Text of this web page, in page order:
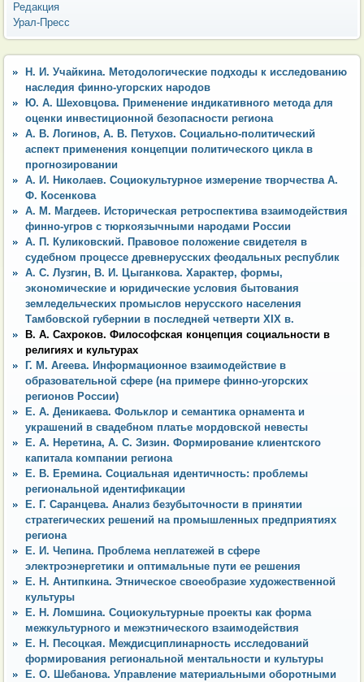
Редакция
Урал-Пресс
Н. И. Учайкина. Методологические подходы к исследованию
наследия финно-угорских народов
Ю. А. Шеховцова. Применение индикативного метода для
оценки инвестиционной безопасности региона
А. В. Логинов, А. В. Петухов. Социально-политический
аспект применения концепции политического цикла в
прогнозировании
А. И. Николаев. Социокультурное измерение творчества А.
Ф. Косенкова
А. М. Магдеев. Историческая ретроспектива взаимодействия
финно-угров с тюркоязычными народами России
А. П. Куликовский. Правовое положение свидетеля в
судебном процессе древнерусских феодальных республик
А. С. Лузгин, В. И. Цыганкова. Характер, формы,
экономические и юридические условия бытования
земледельческих промыслов нерусского населения
Тамбовской губернии в последней четверти XIX в.
В. А. Сахроков. Философская концепция социальности в
религиях и культурах
Г. М. Агеева. Информационное взаимодействие в
образовательной сфере (на примере финно-угорских
регионов России)
Е. А. Деникаева. Фольклор и семантика орнамента и
украшений в свадебном платье мордовской невесты
Е. А. Неретина, А. С. Зизин. Формирование клиентского
капитала компании региона
Е. В. Еремина. Социальная идентичность: проблемы
региональной идентификации
Е. Г. Саранцева. Анализ безубыточности в принятии
стратегических решений на промышленных предприятиях
региона
Е. И. Чепина. Проблема неплатежей в сфере
электроэнергетики и оптимальные пути ее решения
Е. Н. Антипкина. Этническое своеобразие художественной
культуры
Е. Н. Ломшина. Социокультурные проекты как форма
межкультурного и межэтнического взаимодействия
Е. Н. Песоцкая. Междисциплинарность исследований
формирования региональной ментальности и культуры
Е. О. Шебанова. Управление материальными оборотными